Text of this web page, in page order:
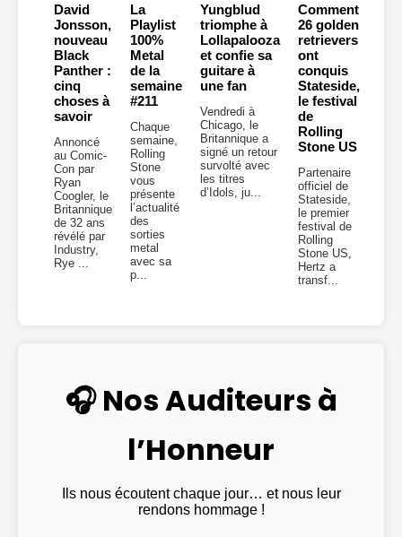
David
Jonsson,
nouveau
Black
Panther :
cinq
choses à
savoir
Annoncé
au Comic-
Con par
Ryan
Coogler, le
Britannique
de 32 ans
révélé par
Industry,
Rye ...
La
Playlist
100%
Metal
de la
semaine
#211
Chaque
semaine,
Rolling
Stone
vous
présente
l’actualité
des
sorties
metal
avec sa
p...
Yungblud
triomphe à
Lollapalooza
et confie sa
guitare à
une fan
Vendredi à
Chicago, le
Britannique a
signé un retour
survolté avec
les titres
d’Idols, ju...
Comment
26 golden
retrievers
ont
conquis
Stateside,
le festival
de
Rolling
Stone US
Partenaire
officiel de
Stateside,
le premier
festival de
Rolling
Stone US,
Hertz a
transf...
🎧 Nos Auditeurs à
l’Honneur
Ils nous écoutent chaque jour… et nous leur
rendons hommage !